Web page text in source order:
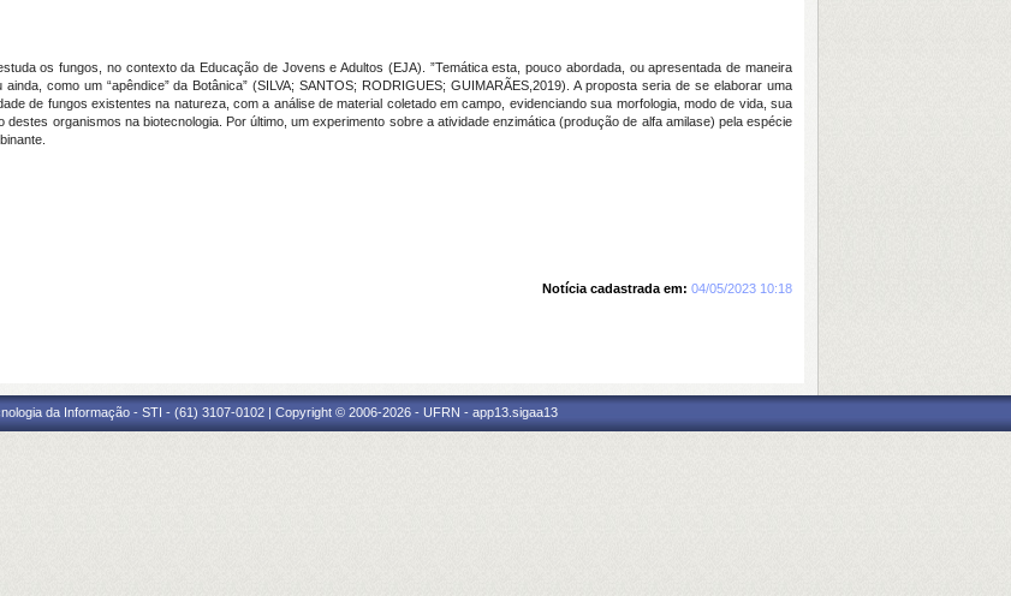
os fungos, no contexto da Educação de Jovens e Adultos (EJA). ”Temática esta, pouco abordada, ou apresentada de maneira
como um “apêndice” da Botânica” (SILVA; SANTOS; RODRIGUES; GUIMARÃES,2019). A proposta seria de se elaborar uma
de fungos existentes na natureza, com a análise de material coletado em campo, evidenciando sua morfologia, modo de vida, sua
organismos na biotecnologia. Por último, um experimento sobre a atividade enzimática (produção de alfa amilase) pela espécie
Notícia cadastrada em: 04/05/2023 10:18
da Informação - STI - (61) 3107-0102 | Copyright © 2006-2026 - UFRN - app13.sigaa13